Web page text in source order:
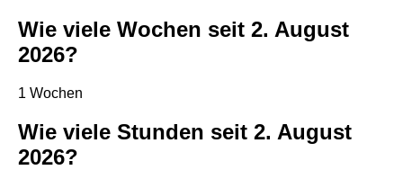
Wie viele Wochen seit 2. August
2026?
1 Wochen
Wie viele Stunden seit 2. August
2026?